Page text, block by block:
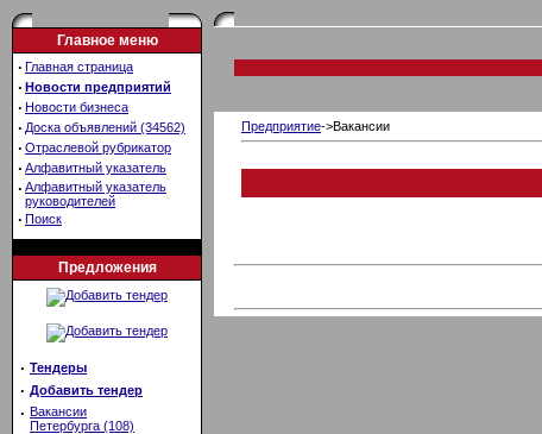
Главное меню
· Главная страница
· Новости предприятий
· Новости бизнеса
· Доска объявлений (34562)
· Отраслевой рубрикатор
· Алфавитный указатель
· Алфавитный указатель
руководителей
· Поиск
Предложения
· Тендеры
· Добавить тендер
· Вакансии
Петербурга (108)
Предприятие->Вакансии